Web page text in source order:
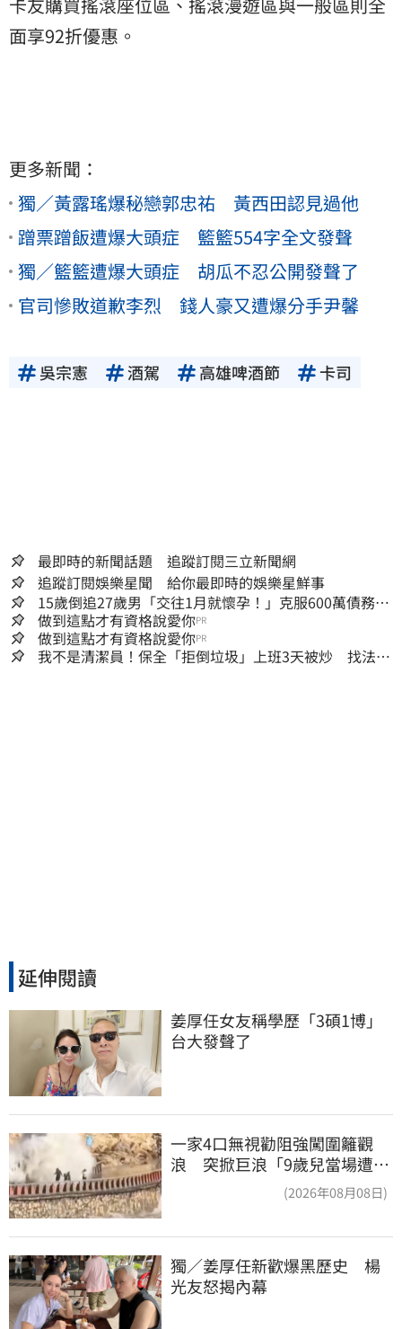
面享92折優惠。
更多新聞：
獨／黃露瑤爆秘戀郭忠祐 黃西田認見過他
蹭票蹭飯遭爆大頭症 籃籃554字全文發聲
獨／籃籃遭爆大頭症 胡瓜不忍公開發聲了
官司慘敗道歉李烈 錢人豪又遭爆分手尹馨
吳宗憲 酒駕 高雄啤酒節 卡司
最即時的新聞話題 追蹤訂閱三立新聞網
追蹤訂閱娛樂星聞 給你最即時的娛樂星鮮事
15歲倒追27歲男「交往1月就懷孕！」克服600萬債務
36歲美魔女當阿嬤了
做到這點才有資格說愛你PR
做到這點才有資格說愛你PR
我不是清潔員！保全「拒倒垃圾」上班3天被炒 找法院
延伸閱讀
姜厚任女友稱學歷「3碩1博」
台大發聲了
一家4口無視勸阻強闖圍籬觀
浪 突掀巨浪「9歲兒當場遭捲
(2026年08月08日)
獨／姜厚任新歡爆黑歷史　楊
光友怒揭內幕